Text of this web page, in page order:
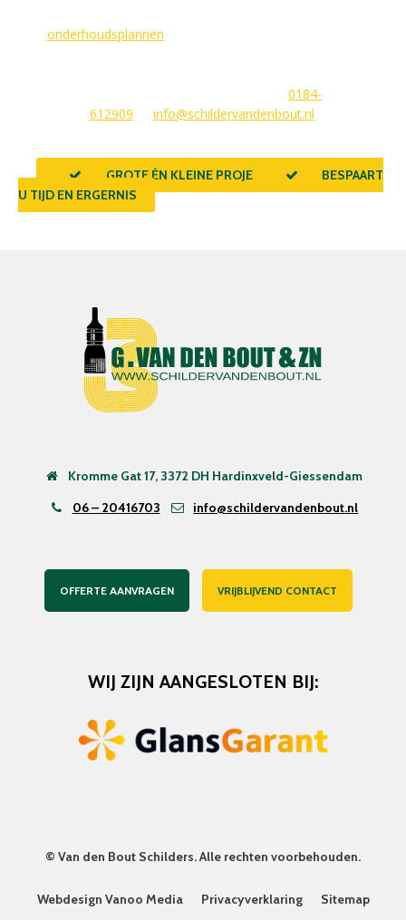
onderhoudsplannen
0184-
612909
info@schildervandenbout.nl
GROTE ÉN KLEINE PROJECTEN
BESPAART
U TIJD EN ERGERNIS
Kromme Gat 17, 3372 DH Hardinxveld-Giessendam
06 – 20416703
info@schildervandenbout.nl
OFFERTE AANVRAGEN VRIJBLIJVEND CONTACT
WIJ ZIJN AANGESLOTEN BIJ:
© Van den Bout Schilders. Alle rechten voorbehouden.
Webdesign Vanoo Media Privacyverklaring Sitemap